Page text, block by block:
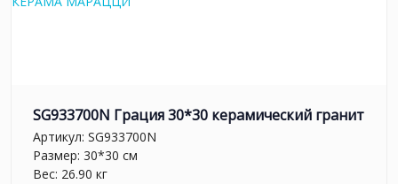
SG933700N Грация 30*30 керамический гранит
Артикул: SG933700N
Размер: 30*30 см
Вес: 26.90 кг